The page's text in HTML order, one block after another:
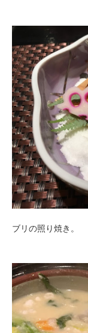
ブリの照り焼き。